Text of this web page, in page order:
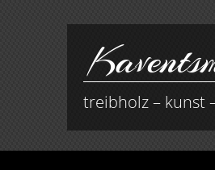
treibholz – kunst